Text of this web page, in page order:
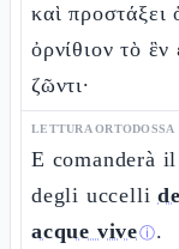
καὶ προστάξει
ὀρνίθιον τὸ ἓν
ζῶντι·
LETTURA ORTODOSSA
E comanderà
degli uccelli
acque viveⓘ.